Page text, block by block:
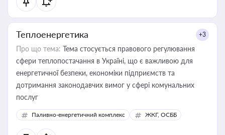
Теплоенергетика +3
Про що тема: Тема стосується правового регулювання
сфери теплопостачання в Україні, що є важливою для
енергетичної безпеки, економіки підприємств та
дотримання законодавчих вимог у сфері комунальних
послуг
Паливно-енергетичний комплекс ЖКГ, ОСББ